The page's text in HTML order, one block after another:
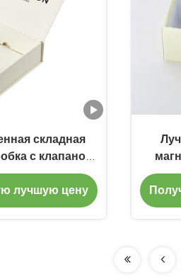
складная
с клапаном
бумаги
лучшую цену